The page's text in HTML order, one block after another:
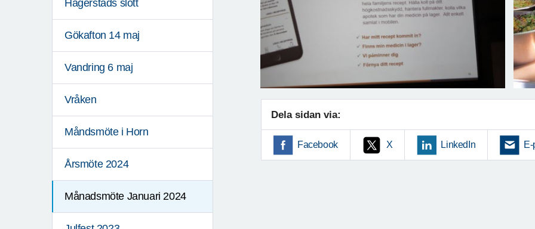
Hägerstads slott
Gökafton 14 maj
Vandring 6 maj
Vråken
Måndsmöte i Horn
Årsmöte 2024
Månadsmöte Januari 2024
Dela sidan via:
Facebook X LinkedIn